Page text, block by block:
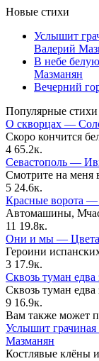
Новые стихи
Услышит
Валерий
В небе
Мазманян
Вечерний
Популярные стихи
О скворцах —
Скоро кончится
4 65.2к.
Севастополь —
Смотрите на меня
5 24.6к.
Красные ворота
Автомашины,
11 19.8к.
Они и мы —
Героини
3 17.9к.
Сквозь туман
Сквозь туман
9 16.9к.
Вам также может
Услышит грачиная
Мазманян
Костлявые клёны